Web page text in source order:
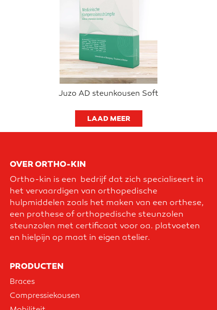
Juzo AD steunkousen Soft
LAAD MEER
OVER ORTHO-KIN
Ortho-kin is een bedrijf dat zich specialiseert in
het vervaardigen van orthopedische
hulpmiddelen zoals het maken van een orthese,
een prothese of orthopedische steunzolen
steunzolen met certificaat voor oa. platvoeten
en hielpijn op maat in eigen atelier.
PRODUCTEN
Braces
Compressiekousen